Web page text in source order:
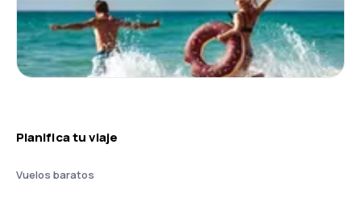
Planifica tu viaje
Vuelos baratos